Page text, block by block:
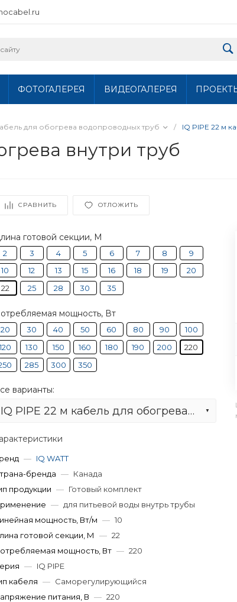
ФОТОГАЛЕРЕЯ ВИДЕОГАЛЕРЕЯ
для обогрева водопроводных труб / IQ PIPE 22 м
внутри труб
СРАВНИТЬ ОТЛОЖИТЬ
готовой секции, М
2 3 4 5 6 7 8
9
10
12 13 15 16 18 19
20
22
25 28 30 35
мощность, Вт
20 30 40 50 60 80 90
100
130 150 160 180 190 200
220
285 300 350
варианты:
IQ PIPE 22 м кабель для обогрева внутри труб
— IQ WATT
бренда — Канада
продукции — Готовый комплект
— для питьевой воды внутрь трубы
мощность, Вт/м — 10
готовой секции, М
— 22
мощность, Вт — 220
— IQ PIPE
кабеля — Саморегулирующийся
питания, В — 220